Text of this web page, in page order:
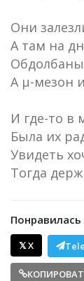
Они
А там на
А µ-мезон
И где-то в
Была их
Увидеть
Тогда
𝕏 X